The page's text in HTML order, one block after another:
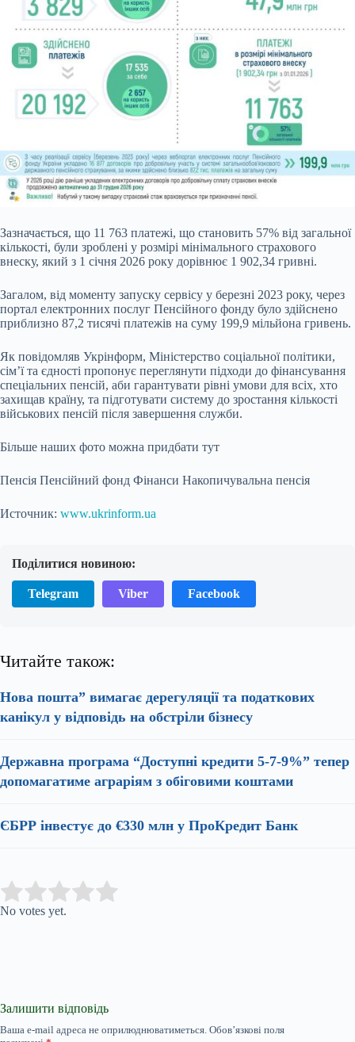
Зазначається, що 11 763 платежі, що становить 57% від загальної
кількості, були зроблені у розмірі мінімального страхового
внеску, який з 1 січня 2026 року дорівнює 1 902,34 гривні.
Загалом, від моменту запуску сервісу у березні 2023 року, через
портал електронних послуг Пенсійного фонду було здійснено
приблизно 87,2 тисячі платежів на суму 199,9 мільйона гривень.
Як повідомляв Укрінформ, Міністерство соціальної політики,
сім’ї та єдності пропонує переглянути підходи до фінансування
спеціальних пенсій, аби гарантувати рівні умови для всіх, хто
захищав країну, та підготувати систему до зростання кількості
військових пенсій після завершення служби.
Більше наших фото можна придбати тут
Пенсія Пенсійний фонд Фінанси Накопичувальна пенсія
Источник: www.ukrinform.ua
Поділитися новиною:
Telegram Viber Facebook
Читайте також:
Нова пошта” вимагає дерегуляції та податкових
канікул у відповідь на обстріли бізнесу
Державна програма “Доступні кредити 5-7-9%” тепер
допомагатиме аграріям з обіговими коштами
ЄБРР інвестує до €330 млн у ПроКредит Банк
Rate this item:
No votes yet.
Залишити відповідь
Ваша e-mail адреса не оприлюднюватиметься. Обов’язкові поля